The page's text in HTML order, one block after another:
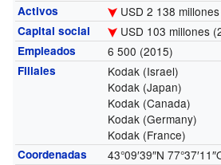
Activos USD 2 138 millones
Capital social USD 103 millones
Empleados 6 500 (2015)
Filiales
Kodak (Israel)
Kodak (Japan)
Kodak (Canada)
Kodak (Germany)
Kodak (France)
Coordenadas 43°09′39″N